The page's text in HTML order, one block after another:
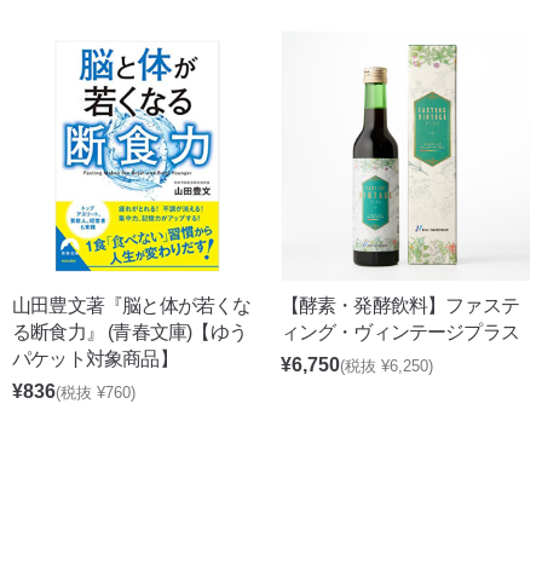
山田豊文著『脳と体が若くな
る断食力』 (青春文庫)【ゆう
パケット対象商品】
¥836(税抜 ¥760)
【酵素・発酵飲料】ファステ
ィング・ヴィンテージプラス
¥6,750(税抜 ¥6,250)